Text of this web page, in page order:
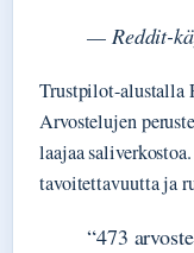
— Reddit-
Trustpilot-alustalla
Arvostelujen
laajaa
tavoitettavuutta ja
“473